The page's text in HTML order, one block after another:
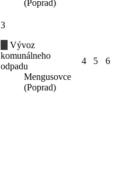
(Poprad)
3
Vývoz
komunálneho
odpadu
Mengusovce
(Poprad)
4 5 6